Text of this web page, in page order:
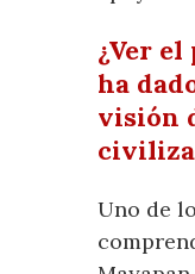
¿Ver
ha
visión
Uno de